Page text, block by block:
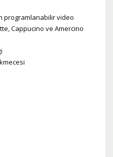
programlanabilir video
Cappucino ve Amercino